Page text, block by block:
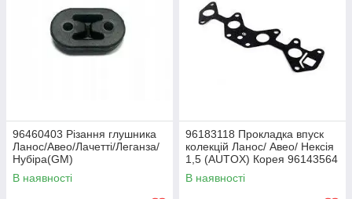
96460403 Різання глушника
Ланос/Авео/Лачетті/Леганза/
Нубіра(GM)
В наявності
96183118 Прокладка впуск
колекцій Ланос/ Авео/ Нексія
1,5 (AUTOX) Корея 96143564
В наявності